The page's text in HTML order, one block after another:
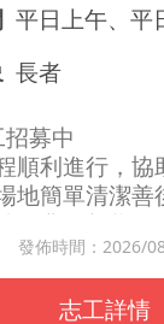
平日上午、平
長者
募中
順利進行，協
地簡單清潔善
長輩一起學習
一起上課一起
發佈時間：2026/
志工詳情